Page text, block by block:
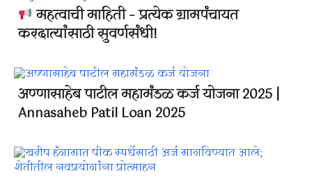
महत्वाची माहिती – प्रत्येक ग्रामपंचायत
करदात्यांसाठी सुवर्णसंधी!
अण्णासाहेब पाटील महामंडळ कर्ज योजना 2025 |
Annasaheb Patil Loan 2025